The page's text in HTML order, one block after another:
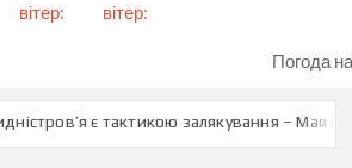
вітер: вітер:
Погода
є тактикою залякування – Мая